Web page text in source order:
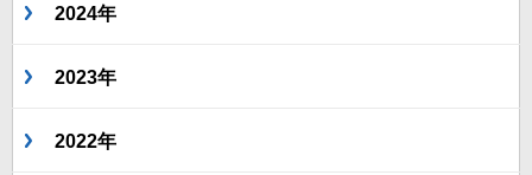
2024年
2023年
2022年